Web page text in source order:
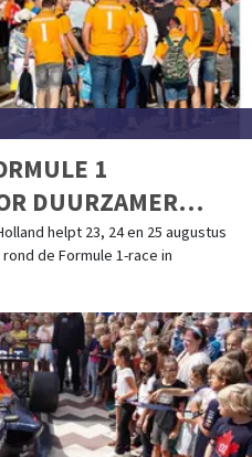
1
DUURZAMER
helpt 23, 24 en 25 augustus
de Formule 1-race in